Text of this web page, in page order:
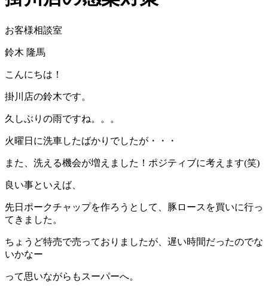
お客様相談室
鈴木 隆馬
こんにちは！
掛川店の鈴木です。
久しぶりの雨ですね。。。
火曜日に洗車したばかりでしたが・・・
また、洗える機会が増えました！ポジティブに考えます(笑)
良い事といえば、
先日ポークチャップを作ろうとして、豚ロースを買いに行っ
てきました。
ちょうど特売で売っておりましたが、遅い時間だったのでな
いかなー
って思いながらもスーパーへ。